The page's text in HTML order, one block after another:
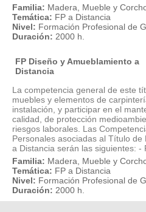
Familia: Madera, Mueble y
Temática: FP a Distancia
Nivel: Formación Profesional de
Duración: 2000 h.
FP Diseño y Amueblamiento a
Distancia
La competencia general de este
muebles y elementos de
instalación, y participar en el
calidad, de protección
riesgos laborales. Las
Personales asociadas al Título de
a Distancia serán las siguientes: -
Familia: Madera, Mueble y
Temática: FP a Distancia
Nivel: Formación Profesional de
Duración: 2000 h.